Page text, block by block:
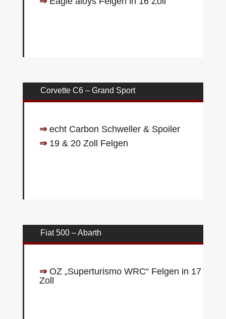
Corvette C6 – Grand Sport
⇒echt Carbon Schweller & Spoiler
⇒19 & 20 Zoll Felgen
Fiat 500 – Abarth
⇒OZ „Superturismo WRC“ Felgen in 17
Zoll